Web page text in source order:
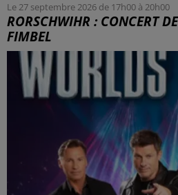
Le 27 septembre 2026 de 17h00 à 20h00
RORSCHWIHR : CONCERT
FIMBEL